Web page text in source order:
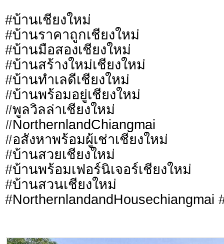
#บ้านเชียงใหม่
#บ้านราคาถูกเชียงใหม่
#บ้านมือสองเชียงใหม่
#บ้านสร้างใหม่เชียงใหม่
#บ้านทำเลดีเชียงใหม่
#บ้านพร้อมอยู่เชียงใหม่
#พูลวิลล่าเชียงใหม่
#NorthernlandChiangmai
#อสังหาพร้อมผู้เช่าเชียงใหม่
#บ้านสวยเชียงใหม่
#บ้านพร้อมเฟอร์นิเจอร์เชียงใหม่
#บ้านสวนเชียงใหม่
#NorthernlandandHousechiangmai